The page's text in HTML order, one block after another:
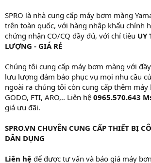
SPRO là nhà cung cấp máy bơm màng
trên toàn quốc, với hàng nhập khẩu chính
chứng nhận CO/CQ đầy đủ, với chỉ tiêu UY
LƯỢNG - GIÁ RẺ
Chúng tôi cung cấp máy bơm màng với
lưu lượng đảm bảo phục vụ mọi nhu cầu
ngoài ra chúng tôi còn cung cấp thêm máy
GODO, FTI, ARO,.. Liên hệ 0965.570.643
giá ưu đãi.
SPRO.VN CHUYÊN CUNG CẤP THIẾT BỊ
DÂN DỤNG
Liên hệ để được tư vấn và báo giá máy